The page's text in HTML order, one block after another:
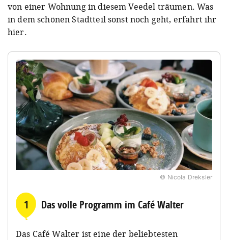
von einer Wohnung in diesem Veedel träumen. Was
in dem schönen Stadtteil sonst noch geht, erfahrt ihr
hier.
© Nicola Dreksler
1 Das volle Programm im Café Walter
Das Café Walter ist eine der beliebtesten